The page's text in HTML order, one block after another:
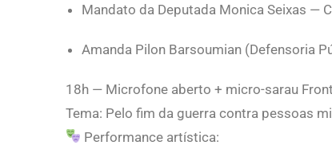
Mandato da Deputada Monica Seixas —
Amanda Pilon Barsoumian (Defensoria
18h — Microfone aberto + micro-sarau
Tema: Pelo fim da guerra contra pessoas
Performance artística: